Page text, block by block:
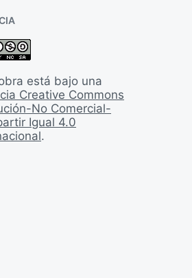
está bajo una
Creative Commons
No Comercial-
Igual 4.0
.